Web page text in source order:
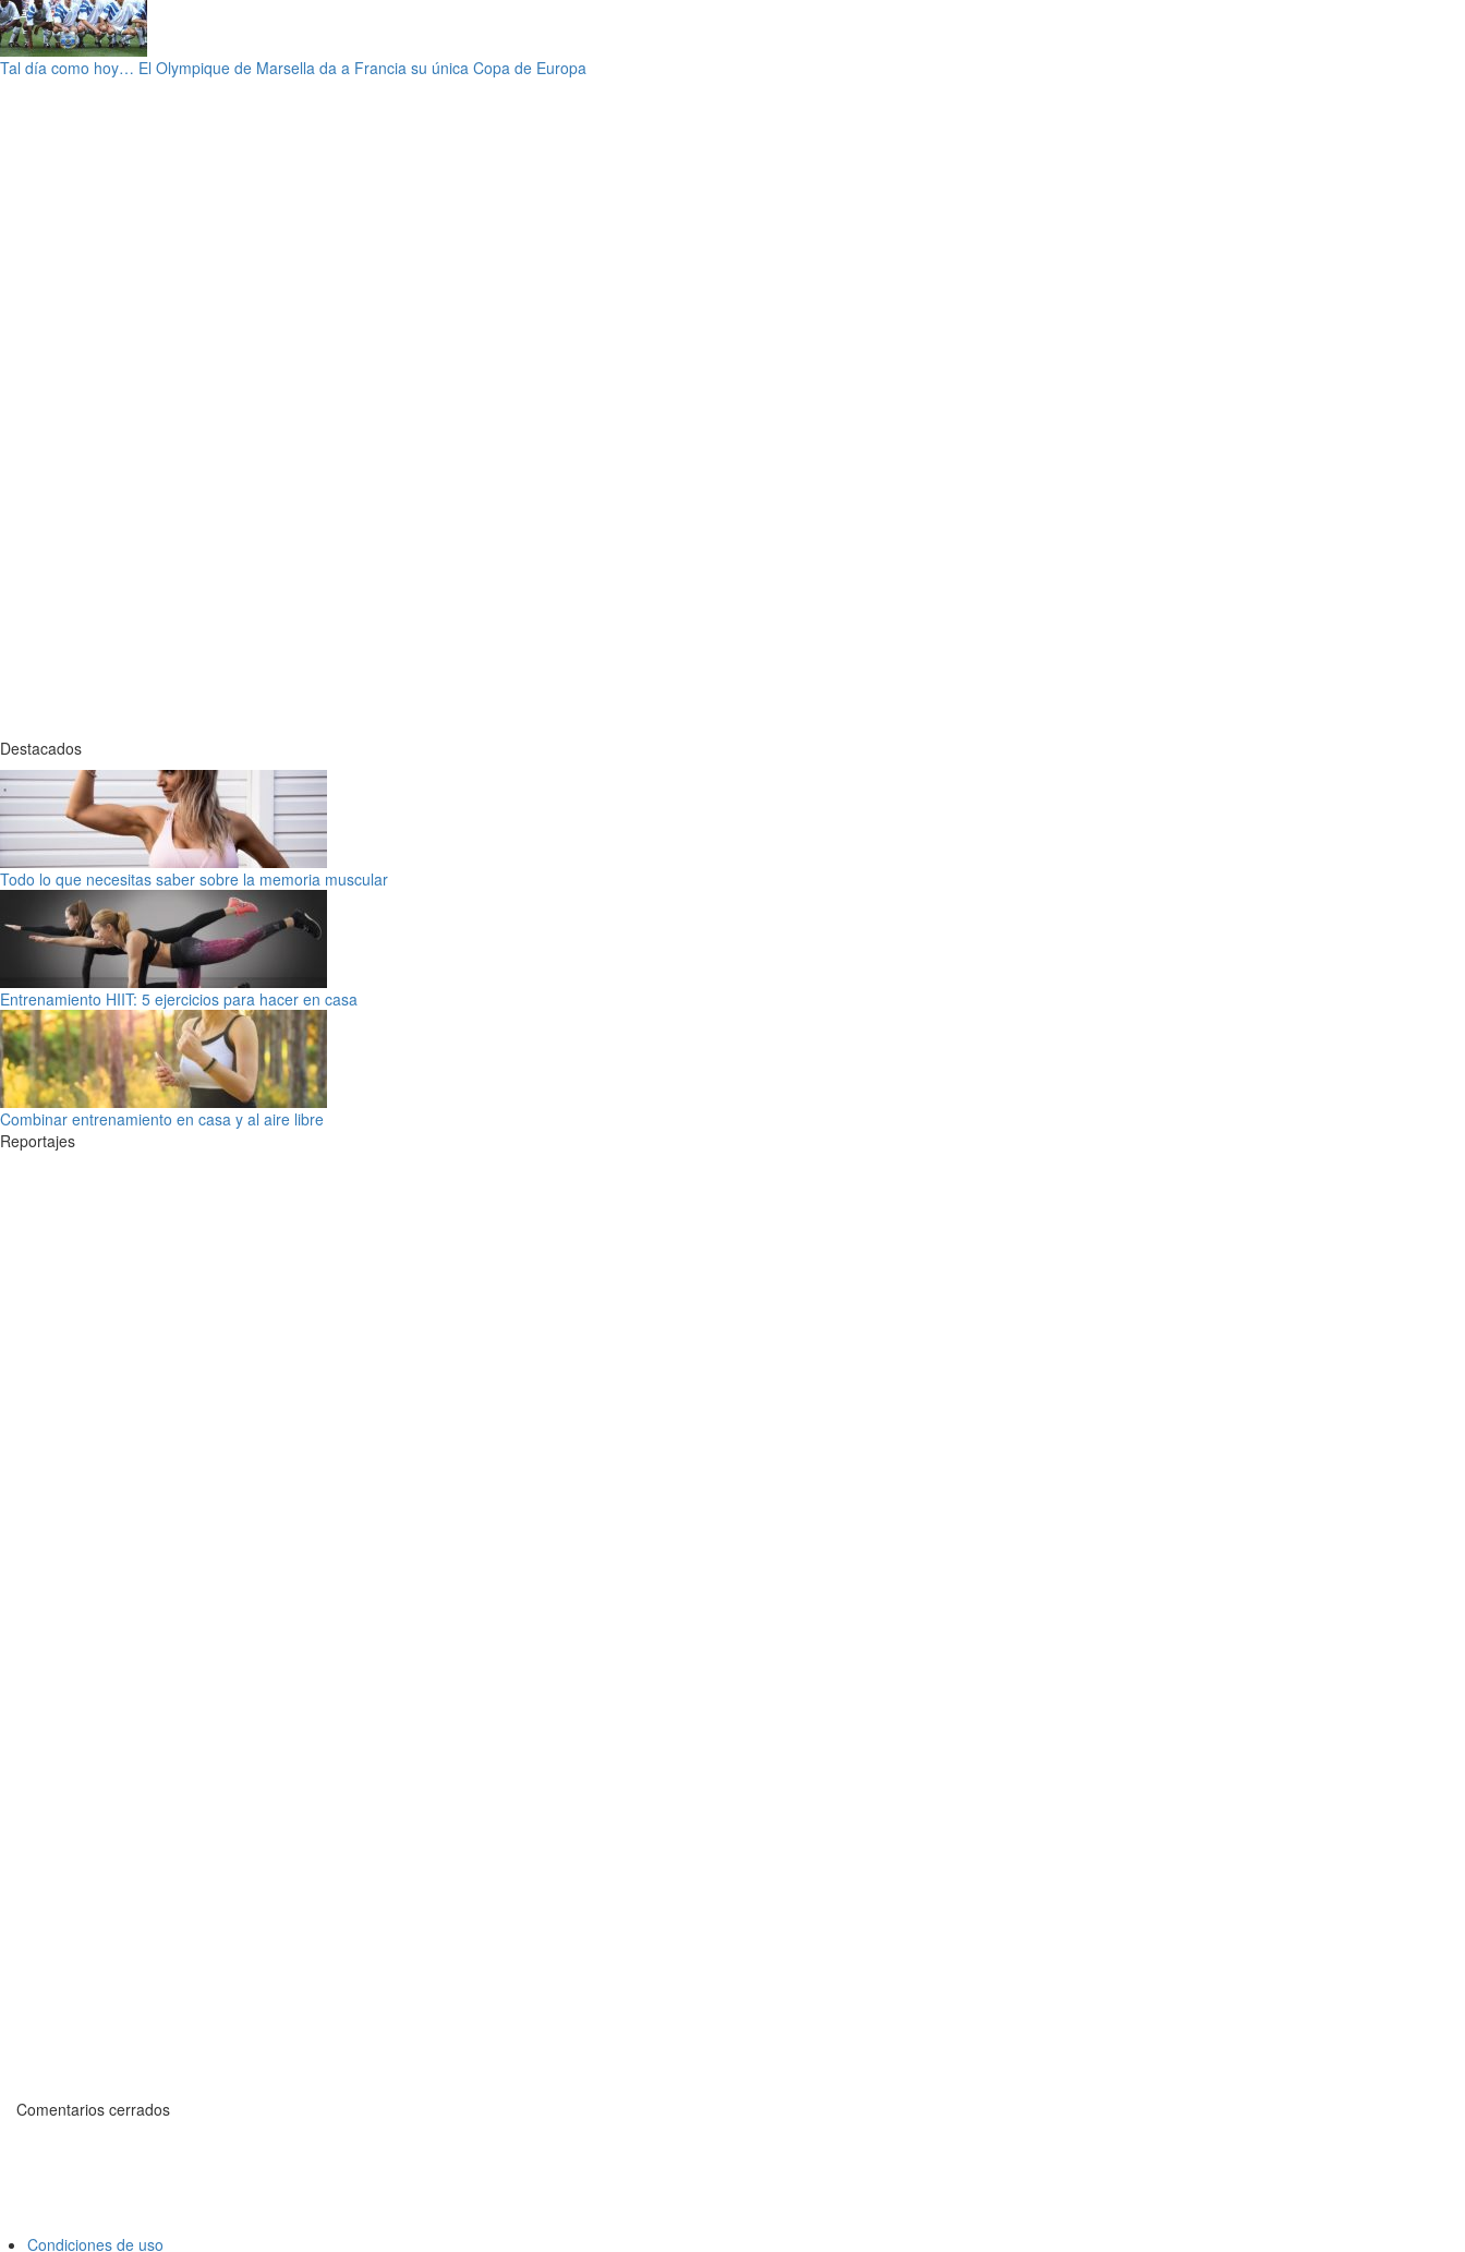
Tal día como hoy… El Olympique de Marsella da a Francia su única Copa de Europa
Destacados
Todo lo que necesitas saber sobre la memoria muscular
Entrenamiento HIIT: 5 ejercicios para hacer en casa
Combinar entrenamiento en casa y al aire libre
Reportajes
Comentarios cerrados
Condiciones de uso